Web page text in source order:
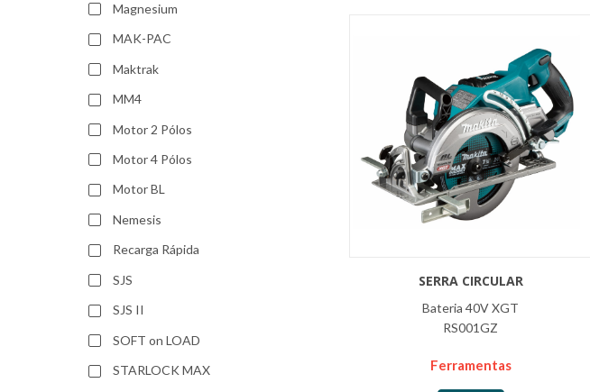
Magnesium
MAK-PAC
Maktrak
MM4
Motor 2 Pólos
Motor 4 Pólos
Motor BL
Nemesis
Recarga Rápida
SJS
SJS II
SOFT on LOAD
STARLOCK MAX
SERRA CIRCULAR
Bateria 40V XGT
RS001GZ
Ferramentas